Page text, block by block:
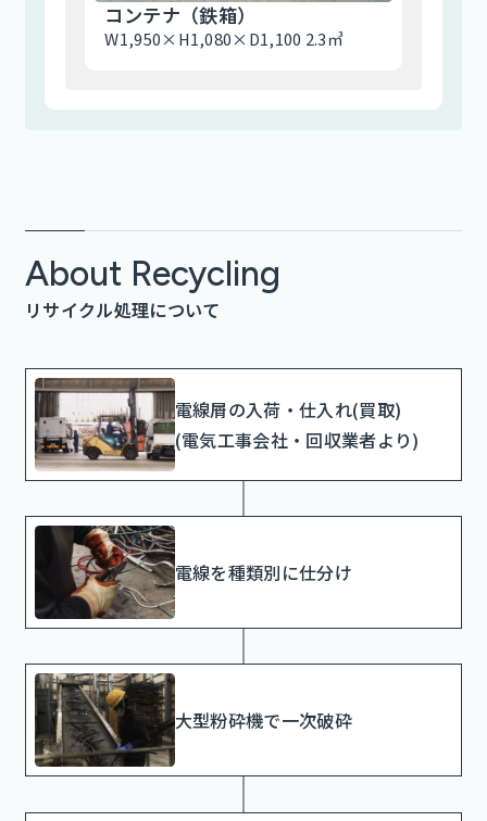
コンテナ（鉄箱）
W1,950×H1,080×D1,100 2.3㎥
About Recycling
リサイクル処理について
電線屑の入荷・仕入れ(買取)
(電気工事会社・回収業者より)
電線を種類別に仕分け
大型粉砕機で一次破砕